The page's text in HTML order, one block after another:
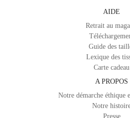
AIDE
Retrait au
Guide des
Lexique des
Carte cadeau
A PROPOS
Notre démarche éthique
Notre
Presse